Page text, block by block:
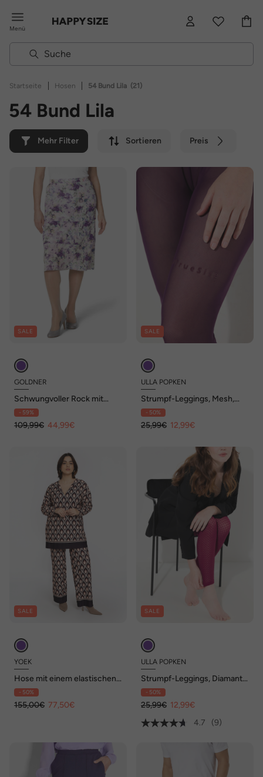
Menü
Startseite | Hosen | 54 Bund Lila (21)
54 Bund Lila
Mehr Filter Sortieren Preis
SALE
GOLDNER
Schwungvoller Rock mit
Blumenprint
- 59%
109,99€ 44,99€
SALE
ULLA POPKEN
Strumpf-Leggings, Mesh,
Schriftzug, Flockdruck
- 50%
25,99€ 12,99€
SALE
YOEK
Hose mit einem elastischen
Bund
- 50%
155,00€ 77,50€
SALE
ULLA POPKEN
Strumpf-Leggings, Diamant-
Spitze, leicht transparent
- 50%
25,99€ 12,99€
4.7
(9)